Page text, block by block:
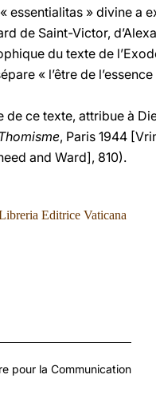
» divine a
de Saint-Victor,
du texte de
« l’être de l’essence
ce texte, attribue à
, Paris 1944
and Ward], 810).
Editrice Vaticana
pour la Communication